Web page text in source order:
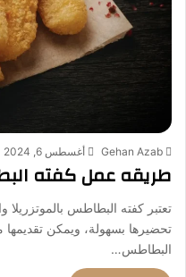
Gehan Azab أغسطس 6, 2024
طريقه عمل كفته
تعتبر كفته البطاطس بالموتزريلا
تحضيرها بسهولة، ويمكن
البطاطس…